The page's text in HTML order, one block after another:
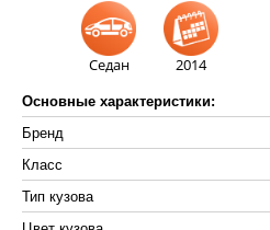
Седан 2014
Основные характеристики:
Бренд
Класс
Тип кузова